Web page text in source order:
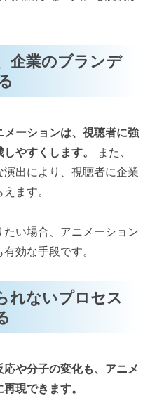
企業のブランデ
ーションは、視聴者に強
やすくします。
また、
出により、視聴者に企業
ます。
い場合、アニメーション
効な手段です。
れないプロセス
や分子の変化も、アニメ
現できます。